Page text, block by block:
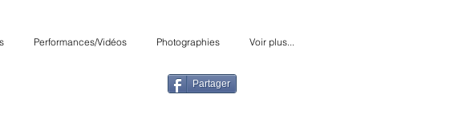
Performances/Vidéos Photographies Voir plus...
Partager